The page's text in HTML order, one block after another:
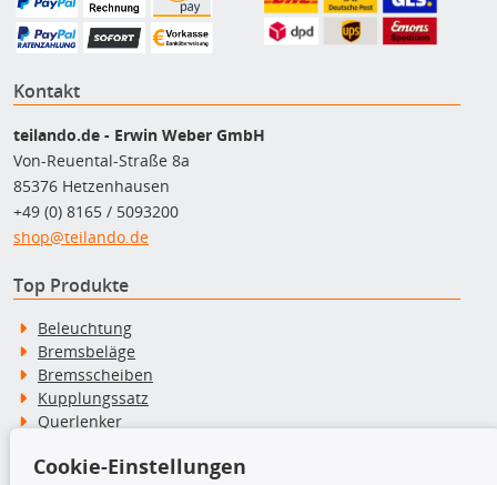
Kontakt
teilando.de - Erwin Weber GmbH
Von-Reuental-Straße 8a
85376 Hetzenhausen
+49 (0) 8165 / 5093200
shop@teilando.de
Top Produkte
Beleuchtung
Bremsbeläge
Bremsscheiben
Kupplungssatz
Querlenker
Stoßdämpfer
Cookie-Einstellungen